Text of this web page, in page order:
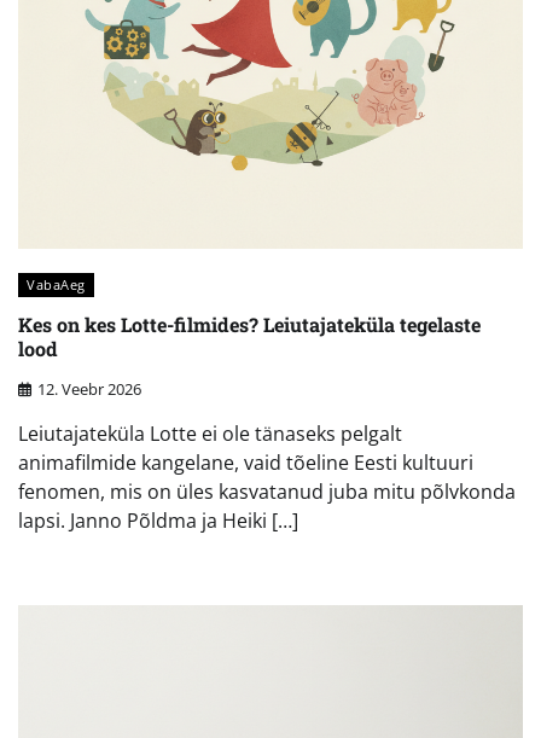
VabaAeg
Kes on kes Lotte-filmides? Leiutajateküla tegelaste
lood
12. Veebr 2026
Leiutajateküla Lotte ei ole tänaseks pelgalt
animafilmide kangelane, vaid tõeline Eesti kultuuri
fenomen, mis on üles kasvatanud juba mitu põlvkonda
lapsi. Janno Põldma ja Heiki […]